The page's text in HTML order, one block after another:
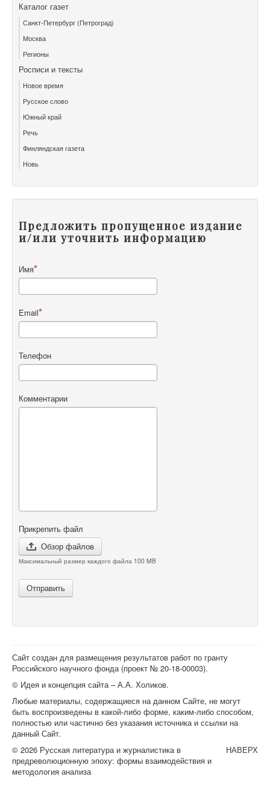
Каталог газет
Санкт-Петербург (Петроград)
Москва
Регионы
Росписи и тексты
Новое время
Русское слово
Южный край
Речь
Финляндская газета
Новь
Предложить пропущенное издание
и/или уточнить информацию
Имя
Email
Телефон
Комментарии
Прикрепить файл
Обзор файлов
Максимальный размер каждого файла 100 MB
Отправить
Сайт создан для размещения результатов работ по гранту
Российского научного фонда (проект № 20-18-00003).
© Идея и концепция сайта – А.А. Холиков.
Любые материалы, содержащиеся на данном Сайте, не могут
быть воспроизведены в какой-либо форме, каким-либо способом,
полностью или частично без указания источника и ссылки на
данный Сайт.
НАВЕРХ
© 2026 Русская литература и журналистика в
предреволюционную эпоху: формы взаимодействия и
методология анализа